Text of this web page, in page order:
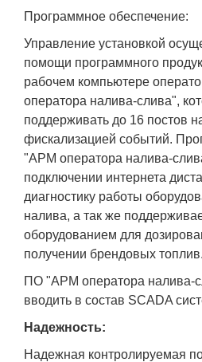
Программное обеспечение:
Управление установкой
помощи программного
рабочем компьютере
оператора налива-слива",
поддерживать до 16 постов
фискализацией событий.
"АРМ оператора налива-
подключении интернета
диагностику работы
налива, а так же
оборудованием для
получении брендовых топлив.
ПО "АРМ оператора налива-
вводить в состав SCADA
Надежность:
Надежная контролируемая